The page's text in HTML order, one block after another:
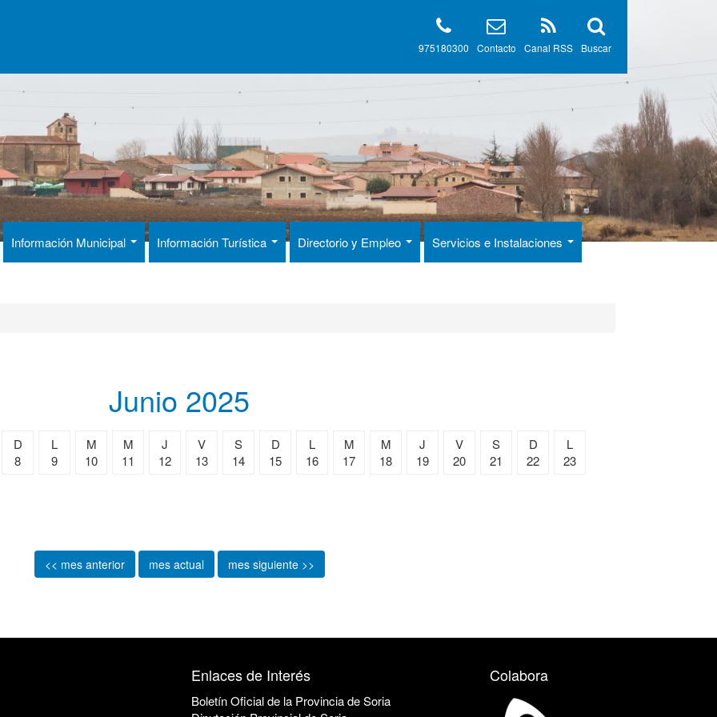
Buscar
Canal RSS
Contacto
975180300
Información Municipal Información Turística Directorio y Empleo Servicios e Instalaciones
Junio 2025
D
8
L
9
M
10
M
11
J
12
V
13
S
14
D
15
L
16
M
17
M
18
J
19
V
20
S
21
D
22
L
23
<< mes anterior mes actual mes siguiente >>
Enlaces de Interés
Boletín Oficial de la Provincia de Soria
Colabora